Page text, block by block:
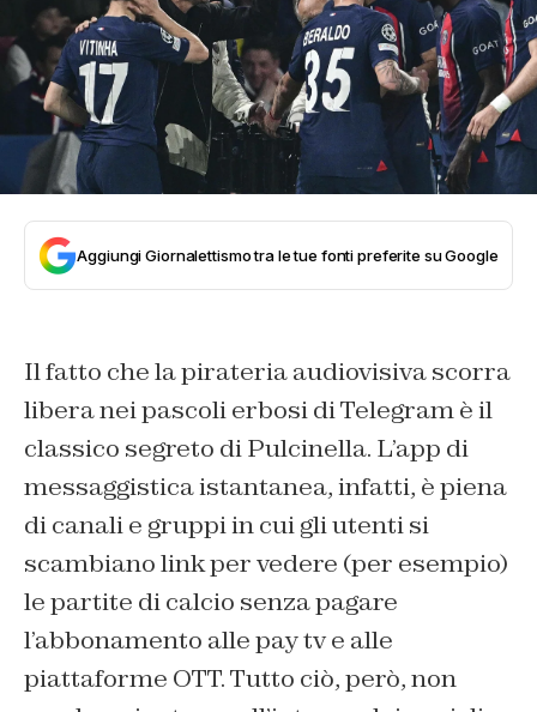
Aggiungi Giornalettismo tra le tue fonti preferite su Google
Il fatto che la pirateria audiovisiva scorra
libera nei pascoli erbosi di Telegram è il
classico segreto di Pulcinella. L’app di
messaggistica istantanea, infatti, è piena
di canali e gruppi in cui gli utenti si
scambiano link per vedere (per esempio)
le partite di calcio senza pagare
l’abbonamento alle pay tv e alle
piattaforme OTT. Tutto ciò, però, non